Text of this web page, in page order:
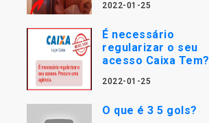
2022-01-25
É necessário
regularizar o seu
acesso Caixa Tem?
2022-01-25
O que é 3 5 gols?